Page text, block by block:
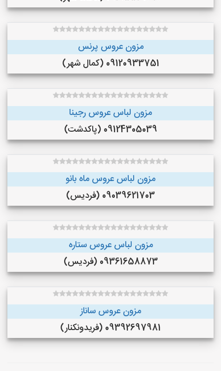
مزون عروس پرنس
09120933751 (کمال شهر)
مزون لباس عروس رجینا
09124305039 (پاکدشت)
مزون لباس عروس ماه بانو
09039621703 (فردیس)
مزون لباس عروس ستاره
09361658873 (فردیس)
مزون عروس ساناز
09392697981 (فريدونكنار)